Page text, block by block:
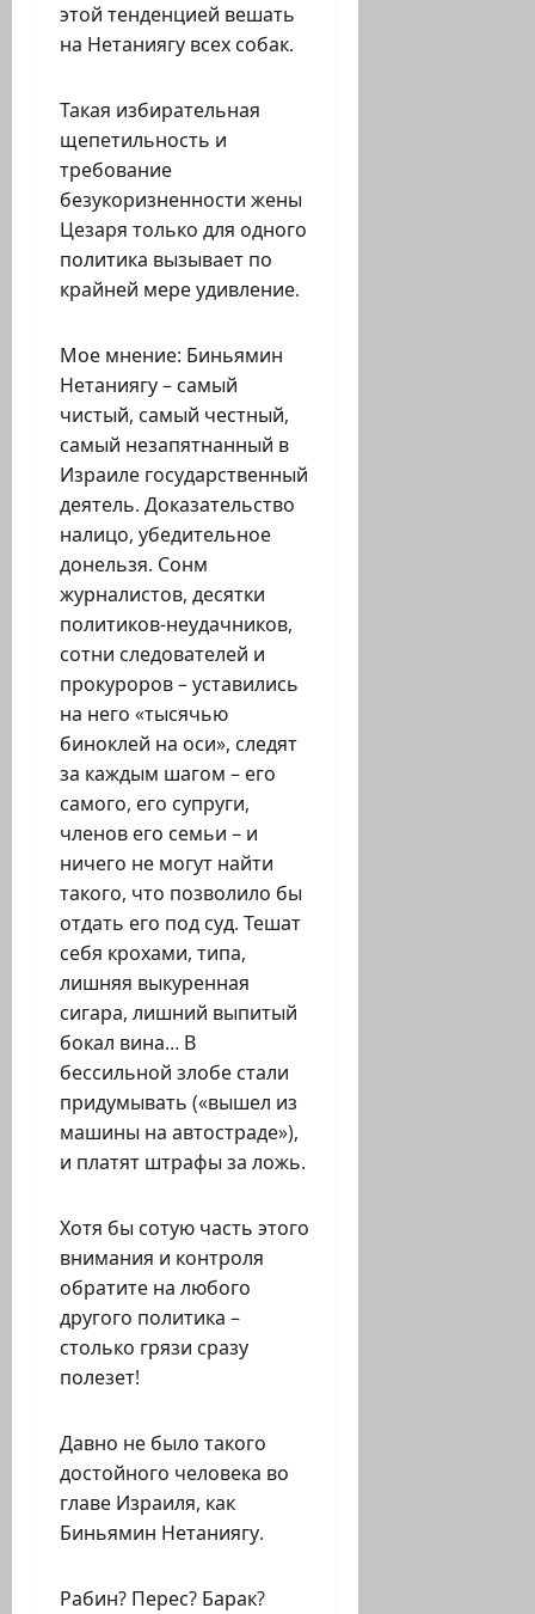
этой тенденцией вешать
на Нетаниягу всех собак.
Такая избирательная
щепетильность и
требование
безукоризненности жены
Цезаря только для одного
политика вызывает по
крайней мере удивление.
Мое мнение: Биньямин
Нетаниягу – самый
чистый, самый честный,
самый незапятнанный в
Израиле государственный
деятель. Доказательство
налицо, убедительное
донельзя. Сонм
журналистов, десятки
политиков-неудачников,
сотни следователей и
прокуроров – уставились
на него «тысячью
биноклей на оси», следят
за каждым шагом – его
самого, его супруги,
членов его семьи – и
ничего не могут найти
такого, что позволило бы
отдать его под суд. Тешат
себя крохами, типа,
лишняя выкуренная
сигара, лишний выпитый
бокал вина… В
бессильной злобе стали
придумывать («вышел из
машины на автостраде»),
и платят штрафы за ложь.
Хотя бы сотую часть этого
внимания и контроля
обратите на любого
другого политика –
столько грязи сразу
полезет!
Давно не было такого
достойного человека во
главе Израиля, как
Биньямин Нетаниягу.
Рабин? Перес? Барак?